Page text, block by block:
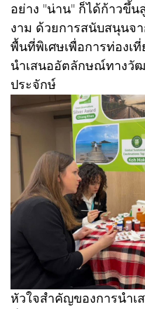
อย่าง "น่าน" ก็ได้ก้าวขึ้น
งาม ด้วยการสนับสนุนจ
พื้นที่พิเศษเพื่อการท่องเ
นำเสนออัตลักษณ์ทางวั
ประจักษ์
หัวใจสำคัญของการนำ